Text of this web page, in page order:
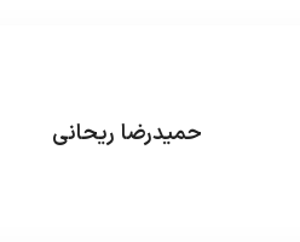
حمیدرضا ریحانی